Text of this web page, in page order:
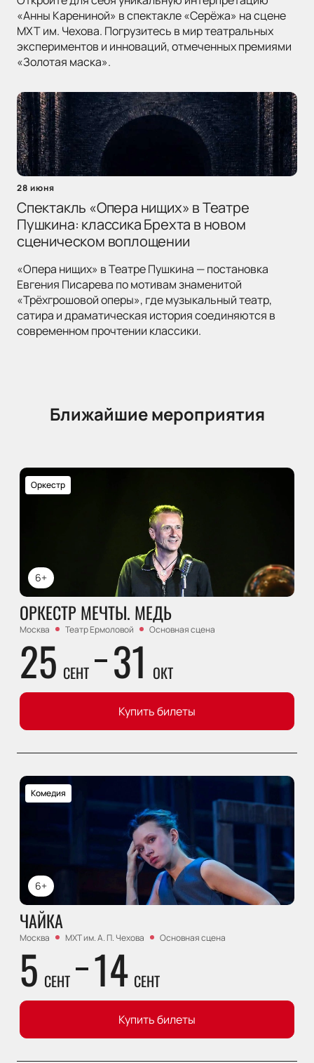
«Анны Карениной» в спектакле «Серёжа» на сцене
МХТ им. Чехова. Погрузитесь в мир театральных
экспериментов и инноваций, отмеченных премиями
«Золотая маска».
28 июня
Спектакль «Опера нищих» в Театре
Пушкина: классика Брехта в новом
сценическом воплощении
«Опера нищих» в Театре Пушкина — постановка
Евгения Писарева по мотивам знаменитой
«Трёхгрошовой оперы», где музыкальный театр,
сатира и драматическая история соединяются в
современном прочтении классики.
Ближайшие мероприятия
6+
Оркестр
ОРКЕСТР МЕЧТЫ. МЕДЬ
Москва Театр Ермоловой Основная сцена
25 СЕНТ 31 ОКТ
Купить билеты
6+
Комедия
ЧАЙКА
Москва МХТ им. А. П. Чехова Основная сцена
5 СЕНТ 14 СЕНТ
Купить билеты